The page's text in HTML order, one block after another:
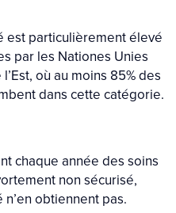
est particulièrement élevé
par les Nationes Unies
où au moins 85% des
dans cette catégorie.
chaque année des soins
non sécurisé,
obtiennent pas.